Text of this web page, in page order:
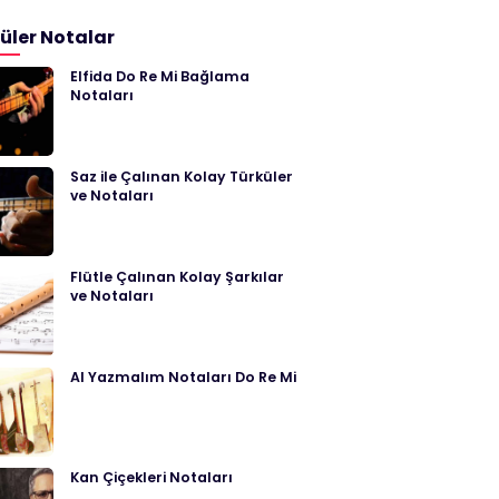
Notalar
Elfida Do Re Mi Bağlama
Notaları
Saz ile Çalınan Kolay Türküler
ve Notaları
Flütle Çalınan Kolay Şarkılar
ve Notaları
Al Yazmalım Notaları Do Re Mi
Kan Çiçekleri Notaları